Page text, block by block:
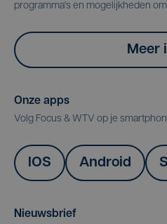
programma's en mogelijkheden
Meer
Onze apps
Volg Focus & WTV op je
IOS Android
Nieuwsbrief